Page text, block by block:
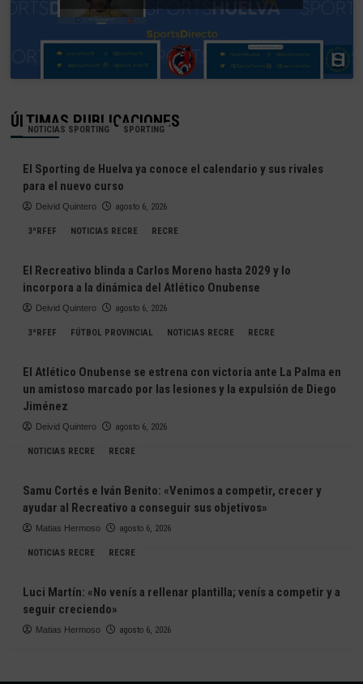
ÚLTIMAS PUBLICACIONES
NOTICIAS SPORTING SPORTING
El Sporting de Huelva ya conoce el calendario y sus rivales
para el nuevo curso
Deivid Quintero agosto 6, 2026
3ªRFEF NOTICIAS RECRE RECRE
El Recreativo blinda a Carlos Moreno hasta 2029 y lo
incorpora a la dinámica del Atlético Onubense
Deivid Quintero agosto 6, 2026
3ªRFEF FÚTBOL PROVINCIAL NOTICIAS RECRE RECRE
El Atlético Onubense se estrena con victoria ante La Palma en
un amistoso marcado por las lesiones y la expulsión de Diego
Jiménez
Deivid Quintero agosto 6, 2026
NOTICIAS RECRE RECRE
Samu Cortés e Iván Benito: «Venimos a competir, crecer y
ayudar al Recreativo a conseguir sus objetivos»
Matias Hermoso agosto 6, 2026
NOTICIAS RECRE RECRE
Luci Martín: «No venís a rellenar plantilla; venís a competir y a
seguir creciendo»
Matias Hermoso agosto 6, 2026